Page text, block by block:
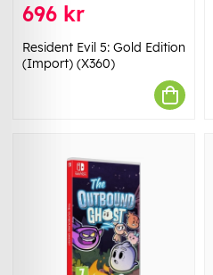
696 kr
Resident Evil 5: Gold Edition
(Import) (X360)